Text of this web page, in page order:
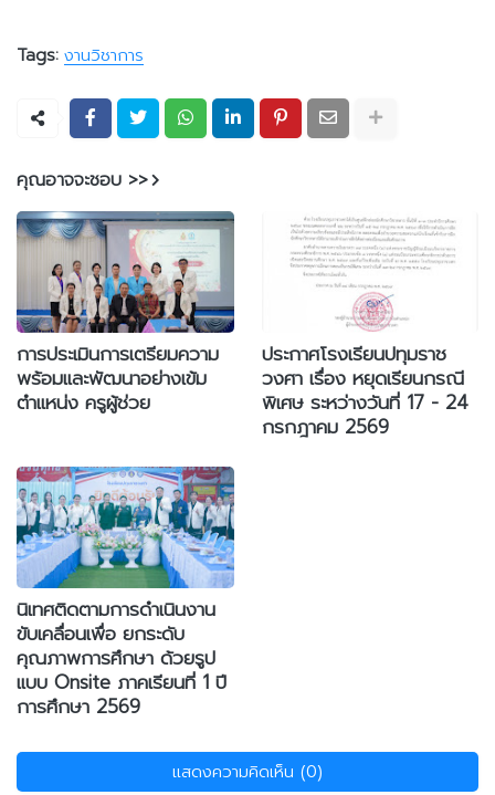
Tags: งานวิชาการ
คุณอาจจะชอบ >>
การประเมินการเตรียมความ
พร้อมและพัฒนาอย่างเข้ม
ตำแหน่ง ครูผู้ช่วย
ประกาศโรงเรียนปทุมราช
วงศา เรื่อง หยุดเรียนกรณี
พิเศษ ระหว่างวันที่ 17 - 24
กรกฎาคม 2569
นิเทศติดตามการดำเนินงาน
ขับเคลื่อนเพื่อ ยกระดับ
คุณภาพการศึกษา ด้วยรูป
แบบ Onsite ภาคเรียนที่ 1 ปี
การศึกษา 2569
แสดงความคิดเห็น (0)